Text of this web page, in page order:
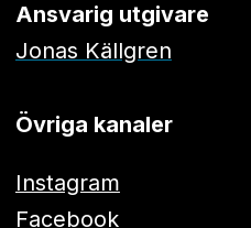
Ansvarig utgivare
Jonas Källgren
Övriga kanaler
Instagram
Facebook